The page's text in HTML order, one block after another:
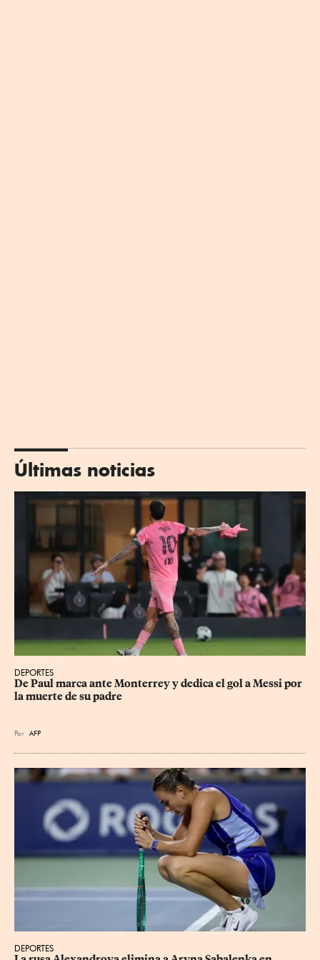
Últimas noticias
DEPORTES
De Paul marca ante Monterrey y dedica el gol a Messi por
la muerte de su padre
Por AFP
DEPORTES